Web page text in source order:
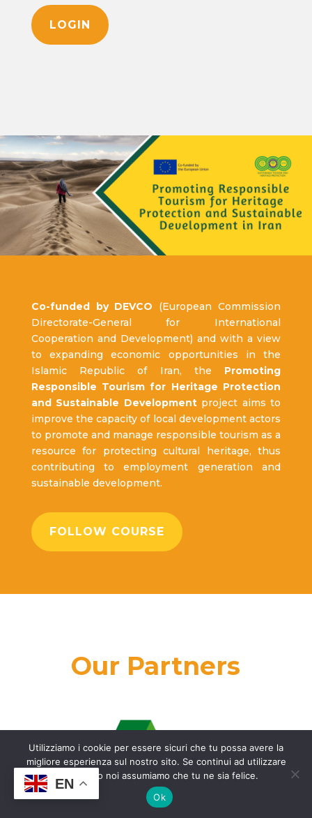
LOGIN
Co-funded by DEVCO (European Commission
Directorate-General for International
Cooperation and Development) and with a view
to expanding economic opportunities in the
Islamic Republic of Iran, the Promoting
Responsible Tourism for Heritage Protection
and Sustainable Developmentproject aims to
improve the capacity of local development actors
to promote and manage responsible tourism as a
resource for protecting cultural heritage, thus
contributing to employment generation and
sustainable development.
FOLLOW COURSE
Our Partners
EN
Utilizziamo i cookie per essere sicuri che tu possa avere la
migliore esperienza sul nostro sito. Se continui ad utilizzare
questo sito noi assumiamo che tu ne sia felice.
Ok